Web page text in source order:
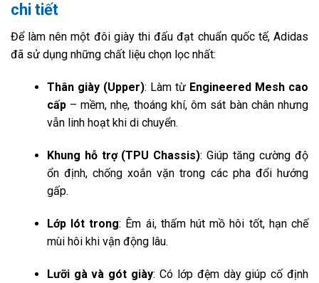
chi tiết
Để làm nên một đôi giày thi đấu đạt chuẩn quốc tế, Adidas
đã sử dụng những chất liệu chọn lọc nhất:
Thân giày (Upper): Làm từ Engineered Mesh cao
cấp– mềm, nhẹ, thoáng khí, ôm sát bàn chân nhưng
vẫn linh hoạt khi di chuyển.
Khung hỗ trợ (TPU Chassis): Giúp tăng cường độ
ổn định, chống xoắn vặn trong các pha đổi hướng
gấp.
Lớp lót trong: Êm ái, thấm hút mồ hôi tốt, hạn chế
mùi hôi khi vận động lâu.
Lưỡi gà và gót giày: Có lớp đệm dày giúp cố định